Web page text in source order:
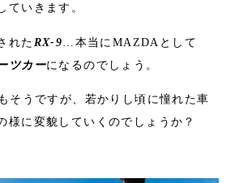
ていきます。
れた RX-9 …本当にMAZDAとして
ツカーになるのでしょう。
そうですが、若かりし頃に憧れた車
様に変貌していくのでしょうか？